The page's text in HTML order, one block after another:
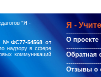
"Я -
Я -
О проекте
Обратная
Отзывы о
№ФС77-54568 от
надзору в сфере
коммуникаций